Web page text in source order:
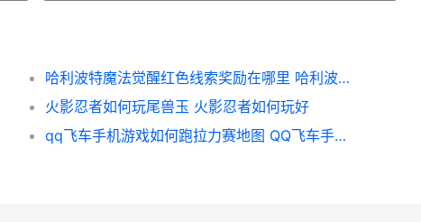
哈利波特魔法觉醒红色线索奖励在哪里 哈利波特魔法觉醒周年庆几月几号
火影忍者如何玩尾兽玉 火影忍者如何玩好
qq飞车手机游戏如何跑拉力赛地图 QQ飞车手机游戏不显示头脸